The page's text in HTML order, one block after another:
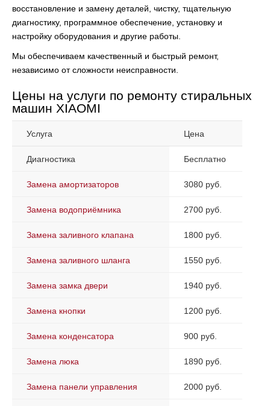
восстановление и замену деталей, чистку, тщательную
диагностику, программное обеспечение, установку и
настройку оборудования и другие работы.
Мы обеспечиваем качественный и быстрый ремонт,
независимо от сложности неисправности.
Цены на услуги по ремонту стиральных
машин XIAOMI
Услуга Цена
Диагностика Бесплатно
Замена амортизаторов 3080 руб.
Замена водоприёмника 2700 руб.
Замена заливного клапана 1800 руб.
Замена заливного шланга 1550 руб.
Замена замка двери 1940 руб.
Замена кнопки 1200 руб.
Замена конденсатора 900 руб.
Замена люка 1890 руб.
Замена панели управления 2000 руб.